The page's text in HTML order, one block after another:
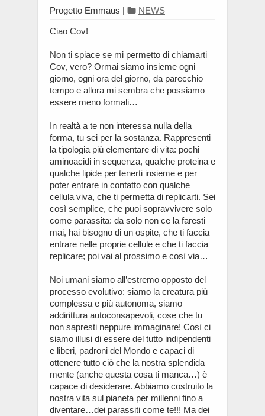
Progetto Emmaus | NEWS
Ciao Cov!
Non ti spiace se mi permetto di chiamarti
Cov, vero? Ormai siamo insieme ogni
giorno, ogni ora del giorno, da parecchio
tempo e allora mi sembra che possiamo
essere meno formali…
In realtà a te non interessa nulla della
forma, tu sei per la sostanza. Rappresenti
la tipologia più elementare di vita: pochi
aminoacidi in sequenza, qualche proteina e
qualche lipide per tenerti insieme e per
poter entrare in contatto con qualche
cellula viva, che ti permetta di replicarti. Sei
così semplice, che puoi sopravvivere solo
come parassita: da solo non ce la faresti
mai, hai bisogno di un ospite, che ti faccia
entrare nelle proprie cellule e che ti faccia
replicare; poi vai al prossimo e così via…
Noi umani siamo all’estremo opposto del
processo evolutivo: siamo la creatura più
complessa e più autonoma, siamo
addirittura autoconsapevoli, cose che tu
non sapresti neppure immaginare! Così ci
siamo illusi di essere del tutto indipendenti
e liberi, padroni del Mondo e capaci di
ottenere tutto ciò che la nostra splendida
mente (anche questa cosa ti manca…) è
capace di desiderare. Abbiamo costruito la
nostra vita sul pianeta per millenni fino a
diventare…dei parassiti come te!!! Ma dei